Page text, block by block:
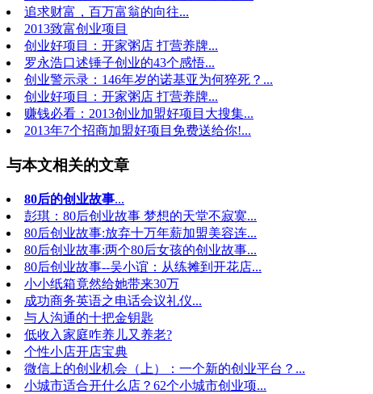
追求财富，百万富翁的向往...
2013致富创业项目
创业好项目：开家粥店 打营养牌...
罗永浩口述锤子创业的43个感悟...
创业警示录：146年岁的诺基亚为何猝死？...
创业好项目：开家粥店 打营养牌...
赚钱必看：2013创业加盟好项目大搜集...
2013年7个招商加盟好项目免费送给你!...
与本文相关的文章
80后的创业故事...
彭琪：80后创业故事 梦想的天堂不寂寞...
80后创业故事:放弃十万年薪加盟美容连...
80后创业故事:两个80后女孩的创业故事...
80后创业故事--吴小谊：从练摊到开花店...
小小纸箱竟然给她带来30万
成功商务英语之电话会议礼仪...
与人沟通的十把金钥匙
低收入家庭咋养儿又养老?
个性小店开店宝典
微信上的创业机会（上）：一个新的创业平台？...
小城市适合开什么店？62个小城市创业项...